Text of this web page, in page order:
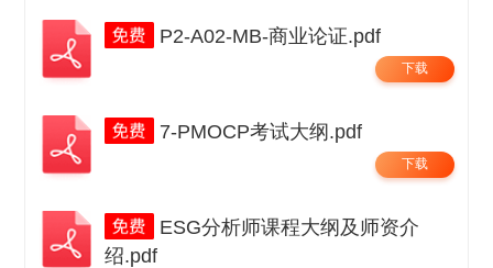
P2-A02-MB-商业论证.pdf
下载
7-PMOCP考试大纲.pdf
下载
ESG分析师课程大纲及师资介
绍.pdf